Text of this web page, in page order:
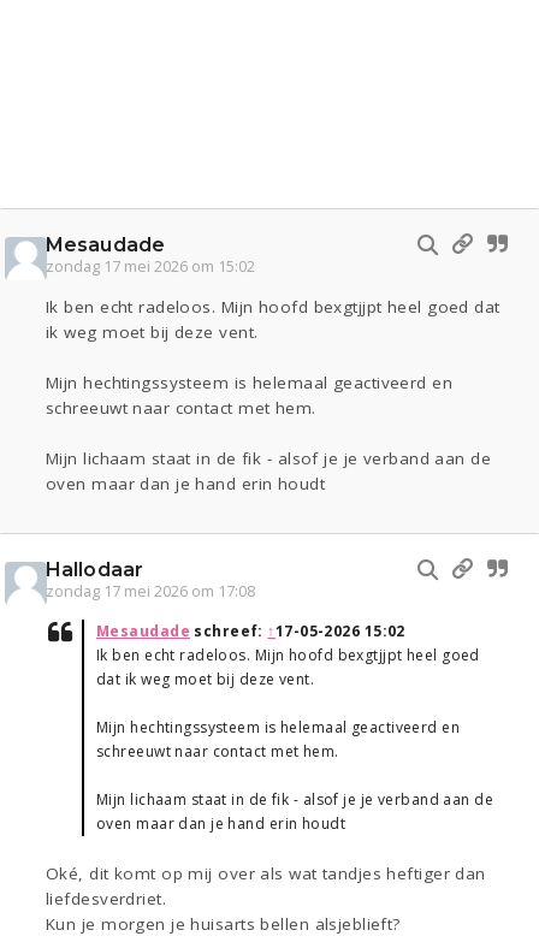
Mesaudade
zondag 17 mei 2026 om 15:02
Ik ben echt radeloos. Mijn hoofd bexgtjjpt heel goed dat
ik weg moet bij deze vent.
Mijn hechtingssysteem is helemaal geactiveerd en
schreeuwt naar contact met hem.
Mijn lichaam staat in de fik - alsof je je verband aan de
oven maar dan je hand erin houdt
Hallodaar
zondag 17 mei 2026 om 17:08
Mesaudade schreef: ↑17-05-2026 15:02
Ik ben echt radeloos. Mijn hoofd bexgtjjpt heel goed
dat ik weg moet bij deze vent.
Mijn hechtingssysteem is helemaal geactiveerd en
schreeuwt naar contact met hem.
Mijn lichaam staat in de fik - alsof je je verband aan de
oven maar dan je hand erin houdt
Oké, dit komt op mij over als wat tandjes heftiger dan
liefdesverdriet.
Kun je morgen je huisarts bellen alsjeblieft?